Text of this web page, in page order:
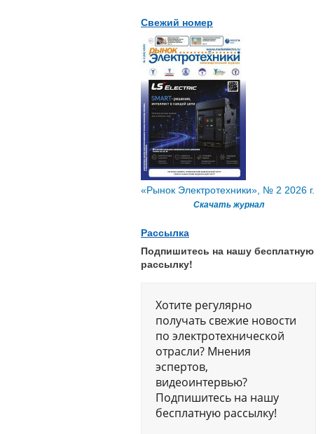
Свежий номер
«Рынок Электротехники», № 2 2026 г.
Скачать журнал
Рассылка
Подпишитесь на нашу бесплатную
рассылку!
Хотите регулярно
получать свежие новости
по электротехнической
отрасли? Мнения
эспертов,
видеоинтервью?
Подпишитесь на нашу
бесплатную рассылку!